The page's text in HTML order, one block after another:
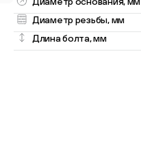
Диаметр резьбы, мм
Длина болта, мм